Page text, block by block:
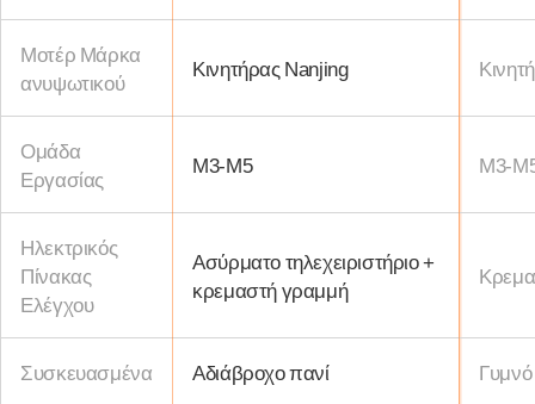
Μοτέρ Μάρκα
ανυψωτικού
Κινητήρας Nanjing
Ομάδα
Εργασίας
Μ3-Μ5 Μ3-
Ηλεκτρικός
Πίνακας
Ελέγχου
Ασύρματο τηλεχειριστήριο +
κρεμαστή γραμμή
Συσκευασμένα Αδιάβροχο πανί